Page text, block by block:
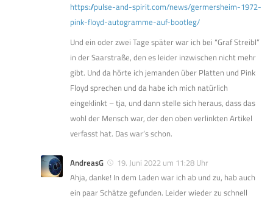
https://pulse-and-spirit.com/news/germersheim-1972-
pink-floyd-autogramme-auf-bootleg/
Und ein oder zwei Tage später war ich bei “Graf Streibl”
in der Saarstraße, den es leider inzwischen nicht mehr
gibt. Und da hörte ich jemanden über Platten und Pink
Floyd sprechen und da habe ich mich natürlich
eingeklinkt – tja, und dann stelle sich heraus, dass das
wohl der Mensch war, der den oben verlinkten Artikel
verfasst hat. Das war’s schon.
AndreasG
19. Juni 2022 um 11:28 Uhr
Ahja, danke! In dem Laden war ich ab und zu, hab auch
ein paar Schätze gefunden. Leider wieder zu schnell